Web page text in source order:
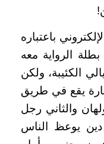
باعتباره
الرواية معه
الكئيبة، ولكن
يقع في طريق
والثاني رجل
دين يوعظ الناس